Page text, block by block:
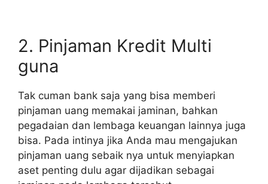
2. Pinjaman Kredit Multi
guna
Tak cuman bank saja yang bisa memberi
pinjaman uang memakai jaminan, bahkan
pegadaian dan lembaga keuangan lainnya juga
bisa. Pada intinya jika Anda mau mengajukan
pinjaman uang sebaik nya untuk menyiapkan
aset penting dulu agar dijadikan sebagai